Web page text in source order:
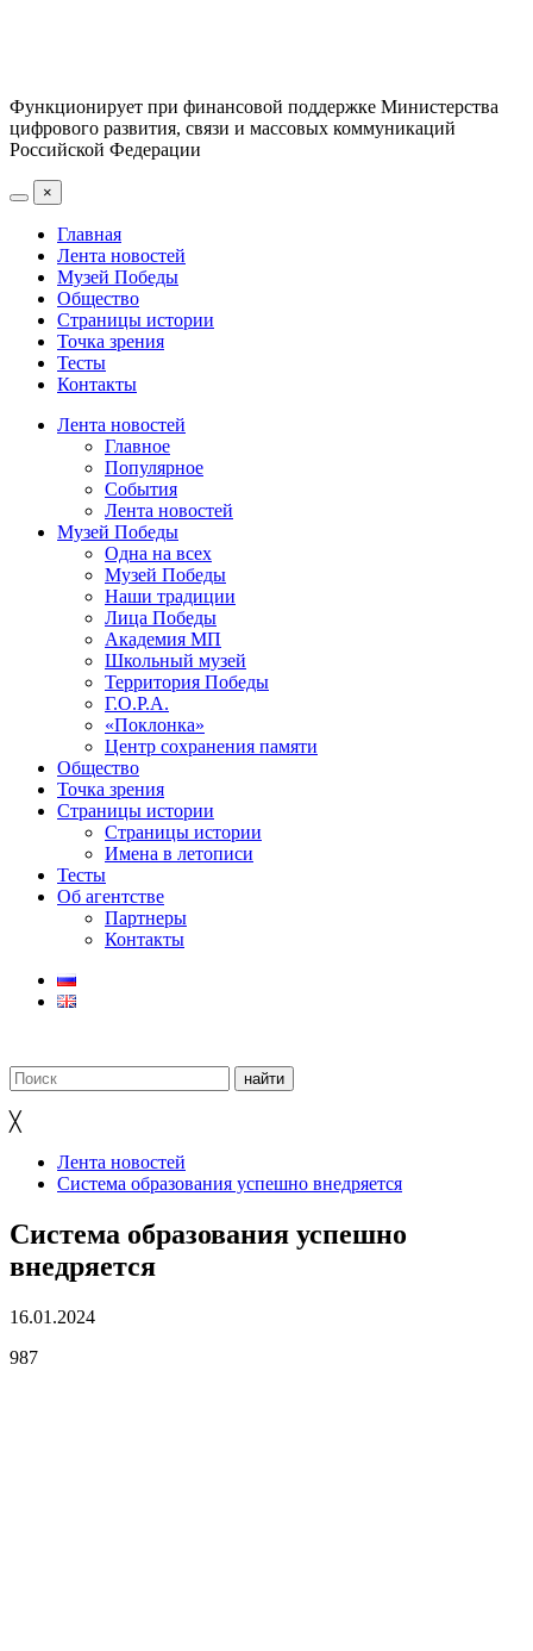
Функционирует при финансовой поддержке Министерства
цифрового развития, связи и массовых коммуникаций
Российской Федерации
×
Главная
Лента новостей
Музей Победы
Общество
Страницы истории
Точка зрения
Тесты
Контакты
Лента новостей
Главное
Популярное
События
Лента новостей
Музей Победы
Одна на всех
Музей Победы
Наши традиции
Лица Победы
Академия МП
Школьный музей
Территория Победы
Г.О.Р.А.
«Поклонка»
Центр сохранения памяти
Общество
Точка зрения
Страницы истории
Страницы истории
Имена в летописи
Тесты
Об агентстве
Партнеры
Контакты
╳
Лента новостей
Система образования успешно внедряется
Система образования успешно
внедряется
16.01.2024
987